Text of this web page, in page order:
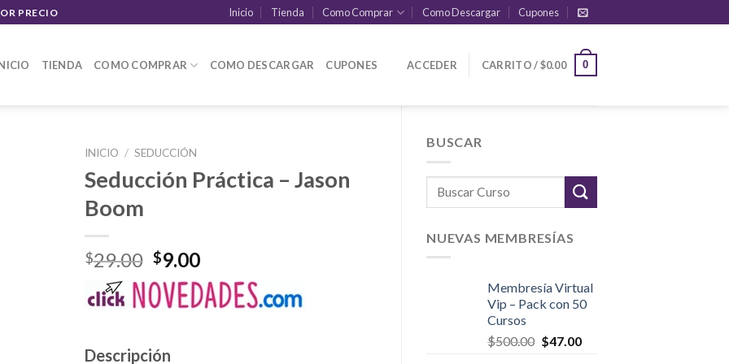
PRECIO Inicio Tienda Como Comprar Como Descargar Cupones
TIENDA COMO COMPRAR COMO DESCARGAR CUPONES ACCEDER CARRITO /$0.00 0
BUSCAR
NUEVAS MEMBRESÍAS
Membresía Virtual
Vip – Pack con 50
Cursos
$500.00 El
$47.00El
INICIO / SEDUCCIÓN
Seducción Práctica – Jason
Boom
$29.00 El
precio
original
$9.00El
precio
actual
Descripción